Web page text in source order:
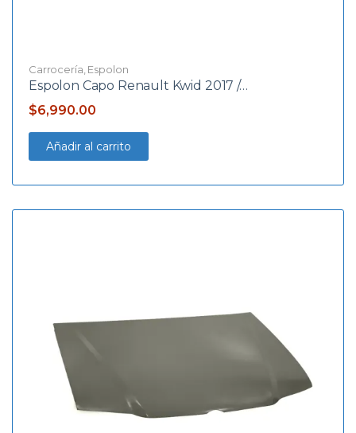
Carrocería Espolon
Espolon Capo Renault Kwid 2017 /…
$6,990.00
Añadir al carrito